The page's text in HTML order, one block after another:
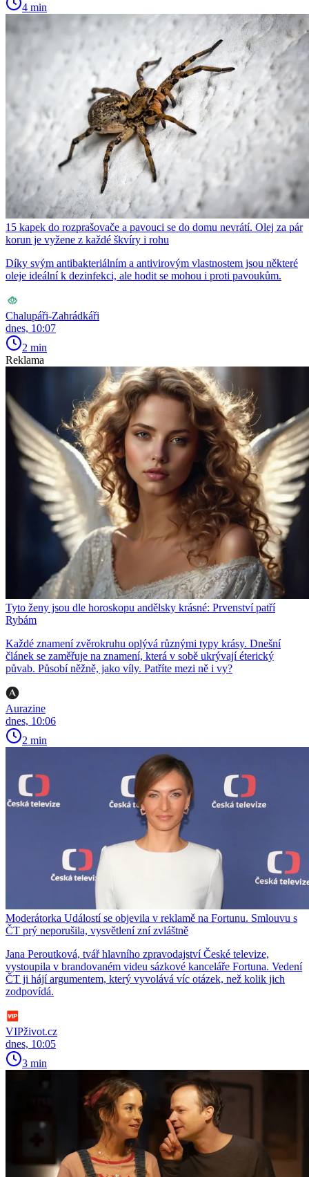
4 min
15 kapek do rozprašovače a pavouci se do domu nevrátí. Olej za pár
korun je vyžene z každé škvíry i rohu
Díky svým antibakteriálním a antivirovým vlastnostem jsou některé
oleje ideální k dezinfekci, ale hodit se mohou i proti pavoukům.
Chalupáři-Zahrádkáři
dnes, 10:07
2 min
Reklama
Tyto ženy jsou dle horoskopu andělsky krásné: Prvenství patří
Rybám
Každé znamení zvěrokruhu oplývá různými typy krásy. Dnešní
článek se zaměřuje na znamení, která v sobě ukrývají éterický
půvab. Působí něžně, jako víly. Patříte mezi ně i vy?
Aurazine
dnes, 10:06
2 min
Moderátorka Událostí se objevila v reklamě na Fortunu. Smlouvu s
ČT prý neporušila, vysvětlení zní zvláštně
Jana Peroutková, tvář hlavního zpravodajství České televize,
vystoupila v brandovaném videu sázkové kanceláře Fortuna. Vedení
ČT ji hájí argumentem, který vyvolává víc otázek, než kolik jich
zodpovídá.
VIPživot.cz
dnes, 10:05
3 min